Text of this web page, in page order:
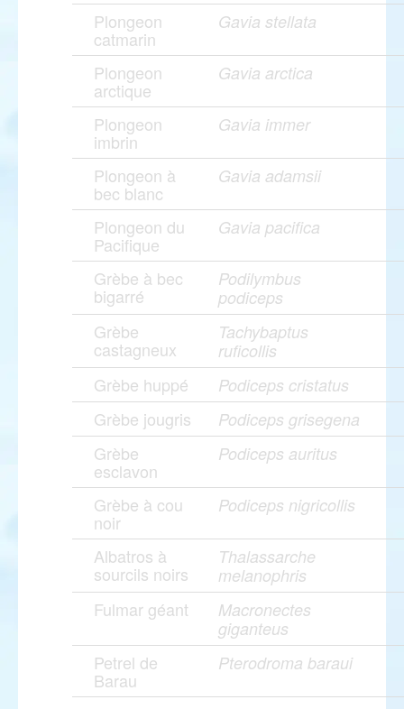
Plongeon
catmarin
Gavia stellata
Plongeon
arctique
Gavia arctica
Plongeon
imbrin
Gavia immer
Plongeon à
bec blanc
Gavia adamsii
Plongeon du
Pacifique
Gavia pacifica
Grèbe à bec
bigarré
Podilymbus
podiceps
Grèbe
castagneux
Tachybaptus
ruficollis
Grèbe huppé Podiceps cristatus
Grèbe jougris Podiceps grisegena
Grèbe
esclavon
Podiceps auritus
Grèbe à cou
noir
Podiceps nigricollis
Albatros à
sourcils noirs
Thalassarche
melanophris
Fulmar géant
Macronectes
giganteus
Petrel de
Barau
Pterodroma baraui